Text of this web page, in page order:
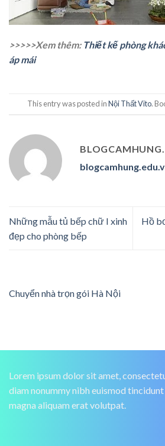
>>>>>Xem thêm: Thiết kế phòng
áp mái
This entry was posted inNội Thất Vito.
Những mẫu tủ bếp chữ I xinh
đẹp cho phòng bếp
Hồ
Chuyển nhà trọn gói Hà Nội
Lorem ipsum dolor sit amet,
diam nonummy nibh euismod
magna aliquam erat volutpat.